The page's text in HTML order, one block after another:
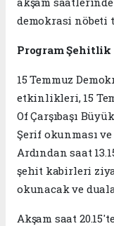
demokrasi nöbeti
Program
15 Temmuz
etkinlikleri, 15
Of Çarşıbaşı
Şerif okunması
Ardından saat
şehit kabirleri
okunacak ve
Akşam saat